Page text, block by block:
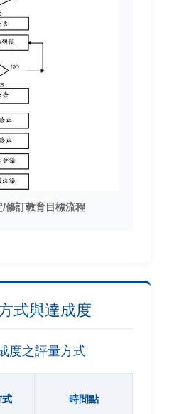
/修訂教育目標流程
式與達成度
度之評量方式
式 時間點